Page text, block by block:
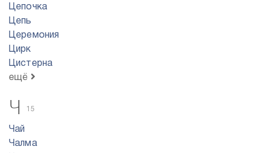
Цепочка
Цепь
Церемония
Цирк
Цистерна
ещё
Ч 15
Чай
Чалма